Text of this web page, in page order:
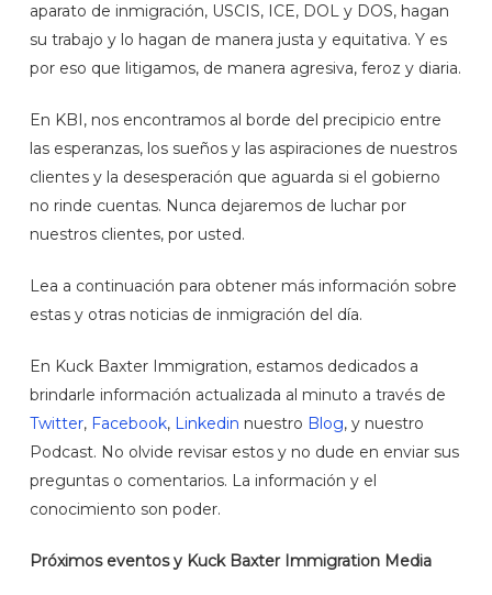
aparato de inmigración, USCIS, ICE, DOL y DOS, hagan
su trabajo y lo hagan de manera justa y equitativa. Y es
por eso que litigamos, de manera agresiva, feroz y diaria.
En KBI, nos encontramos al borde del precipicio entre
las esperanzas, los sueños y las aspiraciones de nuestros
clientes y la desesperación que aguarda si el gobierno
no rinde cuentas. Nunca dejaremos de luchar por
nuestros clientes, por usted.
Lea a continuación para obtener más información sobre
estas y otras noticias de inmigración del día.
En Kuck Baxter Immigration, estamos dedicados a
brindarle información actualizada al minuto a través de
Twitter, Facebook, Linkedin nuestro Blog, y nuestro
Podcast. No olvide revisar estos y no dude en enviar sus
preguntas o comentarios. La información y el
conocimiento son poder.
Próximos eventos y Kuck Baxter Immigration Media